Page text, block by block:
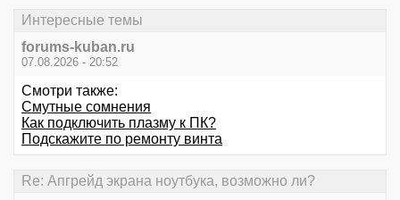
Интересные темы
forums-kuban.ru
07.08.2026 - 20:52
Смотри также:
Смутные сомнения
Как подключить плазму к ПК?
Подскажите по ремонту винта
Re: Апгрейд экрана ноутбука, возможно ли?